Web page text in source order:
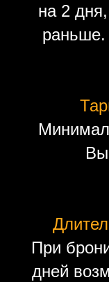
на 2
раньше.
При
дней